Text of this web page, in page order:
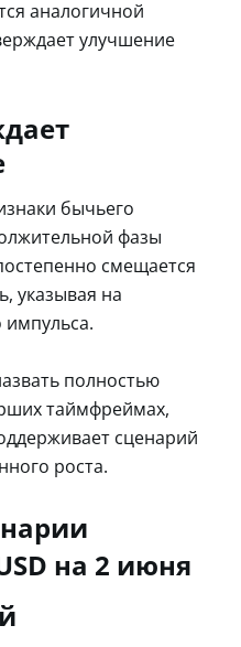
аналогичной
улучшение
бычьего
фазы
смещается
указывая на
импульса.
полностью
таймфреймах,
сценарий
роста.
на 2 июня